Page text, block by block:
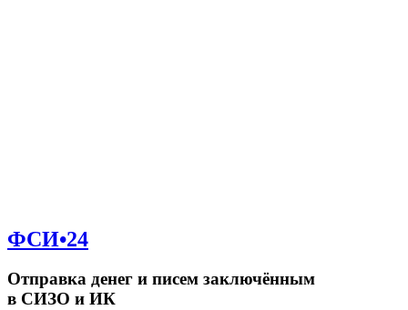
ФСИ•24
Отправка денег и писем заключённым
в СИЗО и ИК